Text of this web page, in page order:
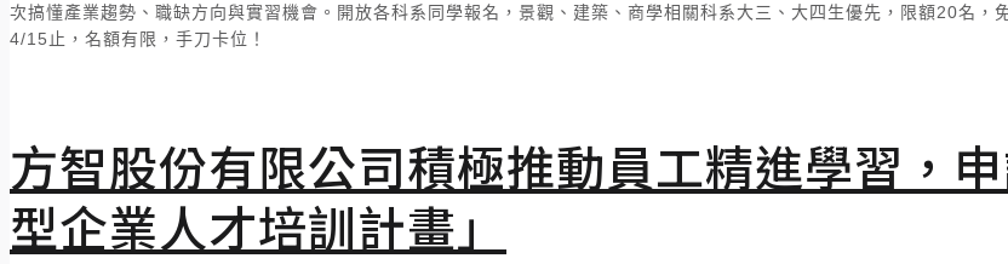
次搞懂產業趨勢、職缺方向與實習機會。開放各科系同學報名，景觀、建築、商學相關科系大三、大四生優先，限額20名，
4/15止，名額有限，手刀卡位！
方智股份有限公司積極推動員工精進學習，
型企業人才培訓計畫」